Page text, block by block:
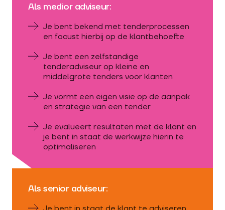
Als medior adviseur:
Je bent bekend met tenderprocessen
en focust hierbij op de klantbehoefte
Je bent een zelfstandige
tenderadviseur op kleine en
middelgrote tenders voor klanten
Je vormt een eigen visie op de aanpak
en strategie van een tender
Je evalueert resultaten met de klant en
je bent in staat de werkwijze hierin te
optimaliseren
Als senior adviseur: